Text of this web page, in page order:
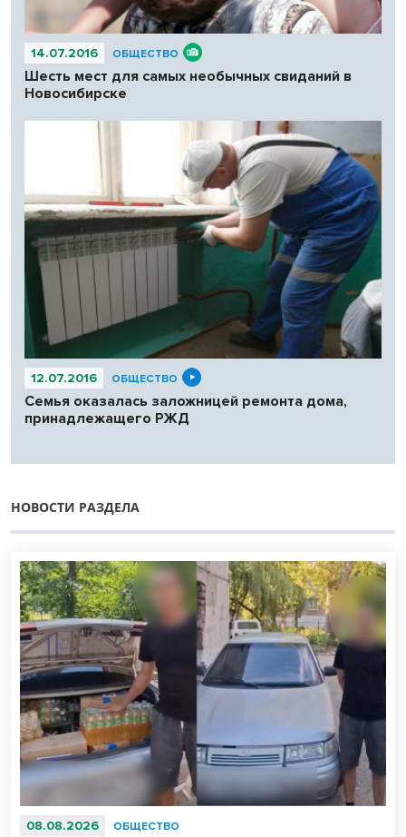
14.07.2016 ОБЩЕСТВО
Шесть мест для самых необычных свиданий в
Новосибирске
12.07.2016 ОБЩЕСТВО
Семья оказалась заложницей ремонта дома,
принадлежащего РЖД
НОВОСТИ РАЗДЕЛА
08.08.2026 ОБЩЕСТВО